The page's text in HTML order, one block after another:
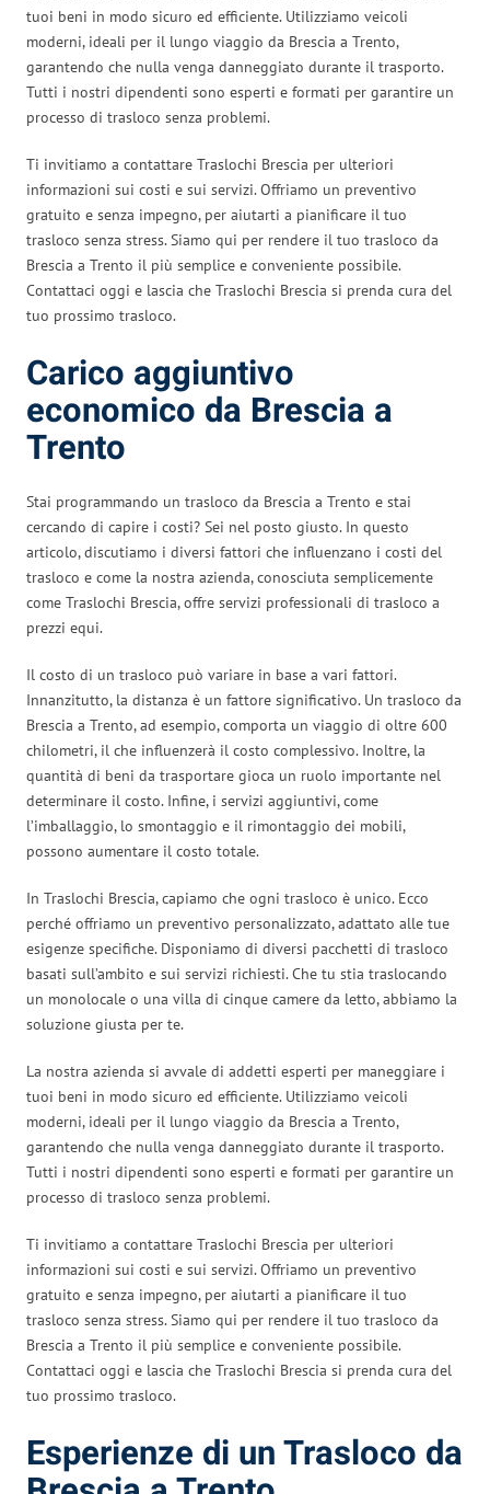
tuoi beni in modo sicuro ed efficiente. Utilizziamo veicoli
moderni, ideali per il lungo viaggio da Brescia a Trento,
garantendo che nulla venga danneggiato durante il trasporto.
Tutti i nostri dipendenti sono esperti e formati per garantire un
processo di trasloco senza problemi.
Ti invitiamo a contattare Traslochi Brescia per ulteriori
informazioni sui costi e sui servizi. Offriamo un preventivo
gratuito e senza impegno, per aiutarti a pianificare il tuo
trasloco senza stress. Siamo qui per rendere il tuo trasloco da
Brescia a Trento il più semplice e conveniente possibile.
Contattaci oggi e lascia che Traslochi Brescia si prenda cura del
tuo prossimo trasloco.
Carico aggiuntivo
economico da Brescia a
Trento
Stai programmando un trasloco da Brescia a Trento e stai
cercando di capire i costi? Sei nel posto giusto. In questo
articolo, discutiamo i diversi fattori che influenzano i costi del
trasloco e come la nostra azienda, conosciuta semplicemente
come Traslochi Brescia, offre servizi professionali di trasloco a
prezzi equi.
Il costo di un trasloco può variare in base a vari fattori.
Innanzitutto, la distanza è un fattore significativo. Un trasloco da
Brescia a Trento, ad esempio, comporta un viaggio di oltre 600
chilometri, il che influenzerà il costo complessivo. Inoltre, la
quantità di beni da trasportare gioca un ruolo importante nel
determinare il costo. Infine, i servizi aggiuntivi, come
l’imballaggio, lo smontaggio e il rimontaggio dei mobili,
possono aumentare il costo totale.
In Traslochi Brescia, capiamo che ogni trasloco è unico. Ecco
perché offriamo un preventivo personalizzato, adattato alle tue
esigenze specifiche. Disponiamo di diversi pacchetti di trasloco
basati sull’ambito e sui servizi richiesti. Che tu stia traslocando
un monolocale o una villa di cinque camere da letto, abbiamo la
soluzione giusta per te.
La nostra azienda si avvale di addetti esperti per maneggiare i
tuoi beni in modo sicuro ed efficiente. Utilizziamo veicoli
moderni, ideali per il lungo viaggio da Brescia a Trento,
garantendo che nulla venga danneggiato durante il trasporto.
Tutti i nostri dipendenti sono esperti e formati per garantire un
processo di trasloco senza problemi.
Ti invitiamo a contattare Traslochi Brescia per ulteriori
informazioni sui costi e sui servizi. Offriamo un preventivo
gratuito e senza impegno, per aiutarti a pianificare il tuo
trasloco senza stress. Siamo qui per rendere il tuo trasloco da
Brescia a Trento il più semplice e conveniente possibile.
Contattaci oggi e lascia che Traslochi Brescia si prenda cura del
tuo prossimo trasloco.
Esperienze di un Trasloco da